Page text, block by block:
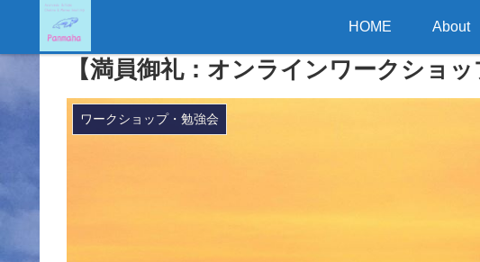
HOME About
【満員御礼：オンラインワークショ
ワークショップ・勉強会